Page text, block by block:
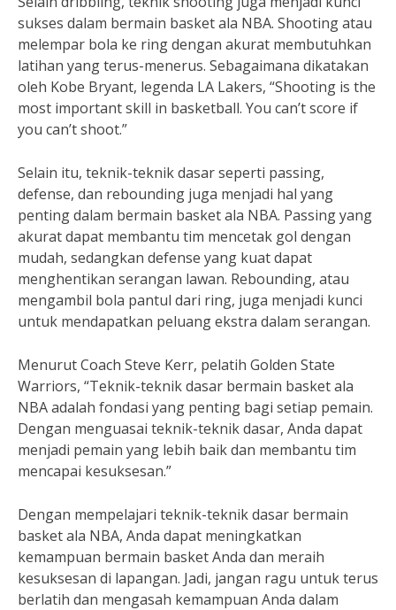
sukses dalam bermain basket ala NBA. Shooting atau
melempar bola ke ring dengan akurat membutuhkan
latihan yang terus-menerus. Sebagaimana dikatakan
oleh Kobe Bryant, legenda LA Lakers, “Shooting is the
most important skill in basketball. You can’t score if
you can’t shoot.”
Selain itu, teknik-teknik dasar seperti passing,
defense, dan rebounding juga menjadi hal yang
penting dalam bermain basket ala NBA. Passing yang
akurat dapat membantu tim mencetak gol dengan
mudah, sedangkan defense yang kuat dapat
menghentikan serangan lawan. Rebounding, atau
mengambil bola pantul dari ring, juga menjadi kunci
untuk mendapatkan peluang ekstra dalam serangan.
Menurut Coach Steve Kerr, pelatih Golden State
Warriors, “Teknik-teknik dasar bermain basket ala
NBA adalah fondasi yang penting bagi setiap pemain.
Dengan menguasai teknik-teknik dasar, Anda dapat
menjadi pemain yang lebih baik dan membantu tim
mencapai kesuksesan.”
Dengan mempelajari teknik-teknik dasar bermain
basket ala NBA, Anda dapat meningkatkan
kemampuan bermain basket Anda dan meraih
kesuksesan di lapangan. Jadi, jangan ragu untuk terus
berlatih dan mengasah kemampuan Anda dalam